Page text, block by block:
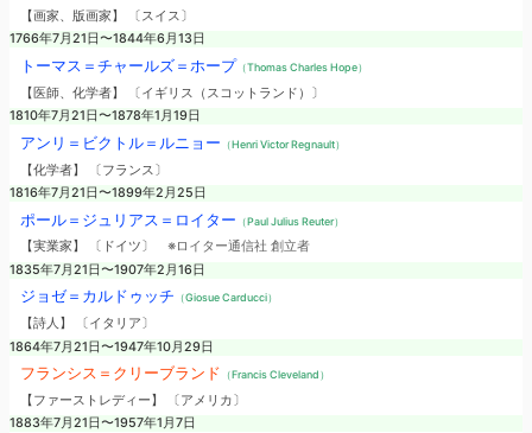
【画家、版画家】 〔スイス〕
1766年7月21日〜1844年6月13日
トーマス＝チャールズ＝ホープ （Thomas Charles Hope）
【医師、化学者】 〔イギリス（スコットランド）〕
1810年7月21日〜1878年1月19日
アンリ＝ビクトル＝ルニョー （Henri Victor Regnault）
【化学者】 〔フランス〕
1816年7月21日〜1899年2月25日
ポール＝ジュリアス＝ロイター （Paul Julius Reuter）
【実業家】 〔ドイツ〕 ※ロイター通信社 創立者
1835年7月21日〜1907年2月16日
ジョゼ＝カルドゥッチ （Giosue Carducci）
【詩人】 〔イタリア〕
1864年7月21日〜1947年10月29日
フランシス＝クリーブランド （Francis Cleveland）
【ファーストレディー】 〔アメリカ〕
1883年7月21日〜1957年1月7日